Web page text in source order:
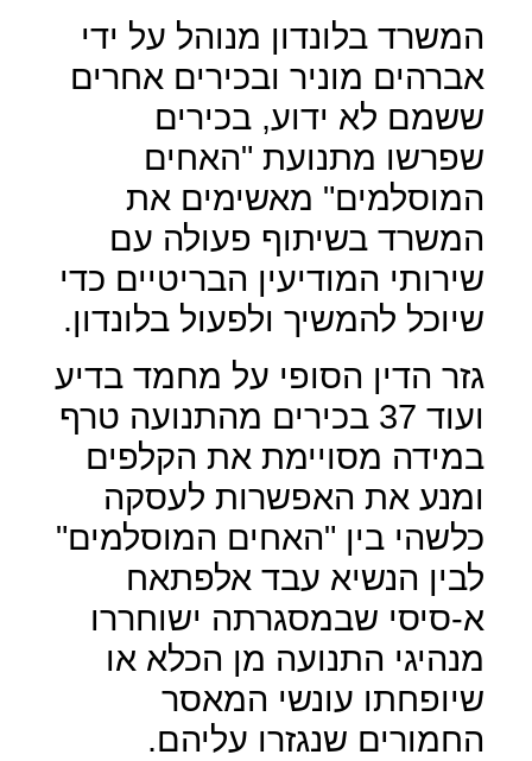
המשרד בלונדון מנוהל על ידי
אברהים מוניר ובכירים אחרים
ששמם לא ידוע, בכירים
שפרשו מתנועת "האחים
המוסלמים" מאשימים את
המשרד בשיתוף פעולה עם
שירותי המודיעין הבריטיים כדי
שיוכל להמשיך ולפעול בלונדון.
גזר הדין הסופי על מחמד בדיע
ועוד 37 בכירים מהתנועה טרף
במידה מסויימת את הקלפים
ומנע את האפשרות לעסקה
כלשהי בין "האחים המוסלמים"
לבין הנשיא עבד אלפתאח
א-סיסי שבמסגרתה ישוחררו
מנהיגי התנועה מן הכלא או
שיופחתו עונשי המאסר
החמורים שנגזרו עליהם.